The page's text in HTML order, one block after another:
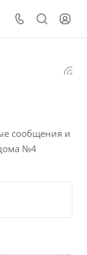
сообщения и
№4